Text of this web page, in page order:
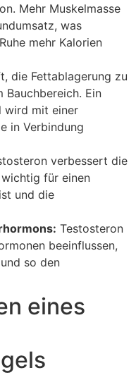
Mehr Muskelmasse
was
mehr Kalorien
die Fettablagerung zu
Bauchbereich. Ein
wird mit einer
in Verbindung
verbessert die
für einen
und die
Testosteron
beeinflussen,
so den
eines